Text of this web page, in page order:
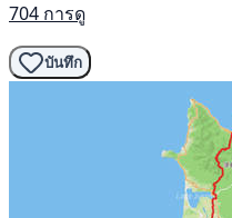
704 การดู
บันทึก